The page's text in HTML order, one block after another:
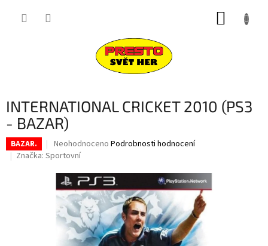
INTERNATIONAL CRICKET 2010 (PS3
- BAZAR)
BAZAR.
Průměrné
hodnocení
je
0,0
z
5
hvězdiček.
Neohodnoceno Podrobnosti hodnocení
Značka: Sportovní